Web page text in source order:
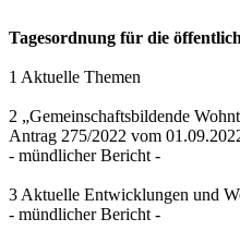
Tagesordnung für die
1 Aktuelle Themen
2 „Gemeinschaftsbildende
Antrag 275/2022 vom
- mündlicher Bericht -
3 Aktuelle Entwicklungen und
- mündlicher Bericht -